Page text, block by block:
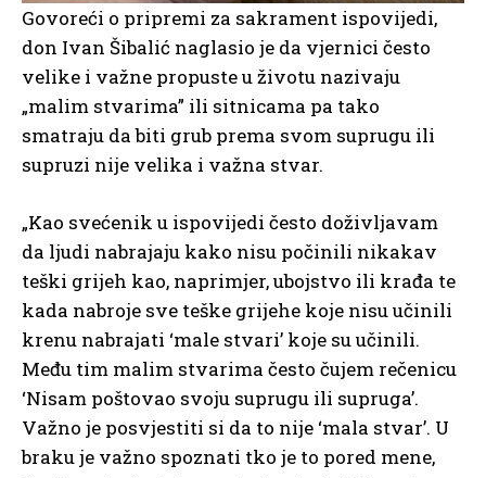
Govoreći o pripremi za sakrament ispovijedi,
don Ivan Šibalić naglasio je da vjernici često
velike i važne propuste u životu nazivaju
„malim stvarima” ili sitnicama pa tako
smatraju da biti grub prema svom suprugu ili
supruzi nije velika i važna stvar.
„Kao svećenik u ispovijedi često doživljavam
da ljudi nabrajaju kako nisu počinili nikakav
teški grijeh kao, naprimjer, ubojstvo ili krađa te
kada nabroje sve teške grijehe koje nisu učinili
krenu nabrajati ‘male stvari’ koje su učinili.
Među tim malim stvarima često čujem rečenicu
‘Nisam poštovao svoju suprugu ili supruga’.
Važno je posvjestiti si da to nije ‘mala stvar’. U
braku je važno spoznati tko je to pored mene,